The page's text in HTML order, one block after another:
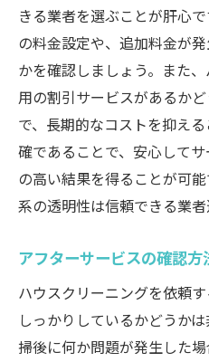
きる業者を選ぶことが肝心
の料金設定や、追加料金が
かを確認しましょう。また
用の割引サービスがあるか
で、長期的なコストを抑え
確であることで、安心して
の高い結果を得ることが可
系の透明性は信頼できる業者
アフターサービスの確認方
ハウスクリーニングを依頼
しっかりしているかどうか
掃後に何か問題が発生した